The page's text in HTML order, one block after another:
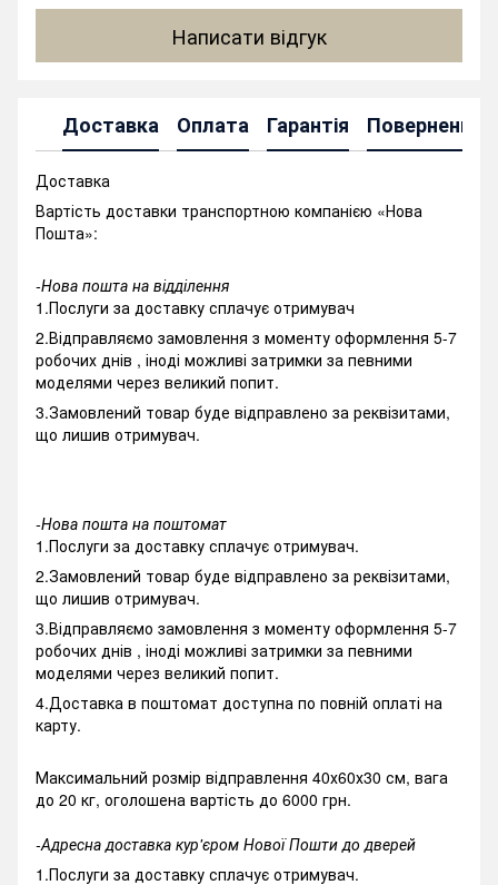
Написати відгук
Доставка Оплата Гарантія Повернення
Доставка
Вартість доставки транспортною компанією «Нова
Пошта»:
-Нова пошта на відділення
1.Послуги за доставку сплачує отримувач
2.Відправляємо замовлення з моменту оформлення 5-7
робочих днів , іноді можливі затримки за певними
моделями через великий попит.
3.Замовлений товар буде відправлено за реквізитами,
що лишив отримувач.
-Нова пошта на поштомат
1.Послуги за доставку сплачує отримувач.
2.Замовлений товар буде відправлено за реквізитами,
що лишив отримувач.
3.Відправляємо замовлення з моменту оформлення 5-7
робочих днів , іноді можливі затримки за певними
моделями через великий попит.
4.Доставка в поштомат доступна по повній оплаті на
карту.
Максимальний розмір відправлення 40х60х30 см, вага
до 20 кг, оголошена вартість до 6000 грн.
-Адресна доставка кур'єром Нової Пошти до дверей
1.Послуги за доставку сплачує отримувач.